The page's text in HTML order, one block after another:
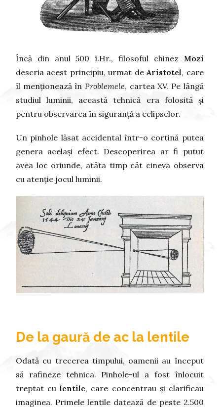
Încă din anul 500 î.Hr., filosoful chinez Mozi
descria acest principiu, urmat deAristotel, care
îl menționează în Problemele, cartea XV. Pe lângă
studiul luminii, această tehnică era folosită și
pentru observarea în siguranță a eclipselor.
Un pinhole lăsat accidental într-o cortină putea
genera același efect. Descoperirea ar fi putut
avea loc oriunde, atâta timp cât cineva observa
cu atenție jocul luminii.
De la gaură de ac la lentile
Odată cu trecerea timpului, oamenii au început
să rafineze tehnica. Pinhole-ul a fost înlocuit
treptat culentile, care concentrau și clarificau
imaginea. Primele lentile datează de peste 2.500